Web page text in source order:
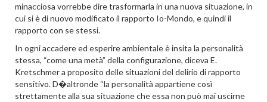
minacciosa vorrebbe dire trasformarla in una nuova situazione, in
cui si è di nuovo modificato il rapporto Io-Mondo, e quindi il
rapporto con se stessi.
In ogni accadere ed esperire ambientale è insita la personalità
stessa, “come una metà” della configurazione, diceva E.
Kretschmer a proposito delle situazioni del delirio di rapporto
sensitivo. D�altronde “la personalità appartiene così
strettamente alla sua situazione che essa non può mai uscirne